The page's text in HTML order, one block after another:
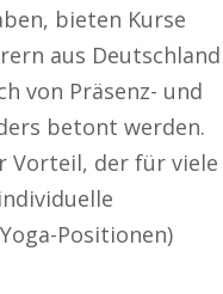
bieten Kurse
aus Deutschland
von Präsenz- und
betont werden.
Vorteil, der für viele
Positionen)